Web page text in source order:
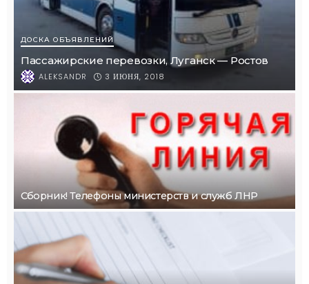
ДОСКА ОБЪЯВЛЕНИЙ
Пассажирские перевозки, Луганск — Ростов
ALEKSANDR 3 ИЮНЯ, 2018
Сборник! Телефоны министерств и служб ЛНР